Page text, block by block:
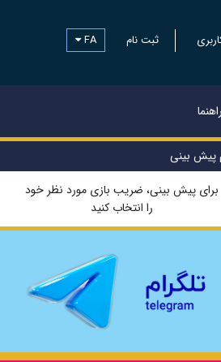
ثبت نام FA
راهنما
پیش بینی
برای پیش بینی، ضریب بازی مورد نظر خود
را انتخاب کنید